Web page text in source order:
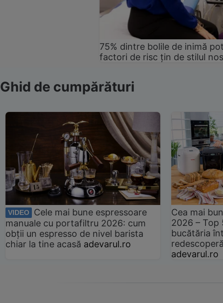
75% dintre bolile de inimă
factori de risc țin de stilul
Ghid de cumpărături
VIDEO
Cele mai bune espressoare
manuale cu portafiltru 2026: cum
obții un espresso de nivel barista
chiar la tine acasă adevarul.ro
Cea mai
2026 –
bucătăria
adevarul.ro